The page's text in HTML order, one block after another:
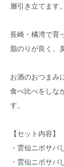
層引き立てます。
長崎・橘湾で育
脂のりが良く、
お酒のおつまみ
食べ比べをしな
す。
【セット内容】
・雲仙ニボサバ
・雲仙ニボサバ